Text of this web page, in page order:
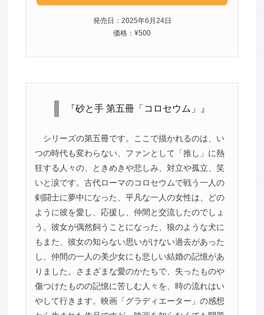
発売日：2025年6月24日
価格：¥500
『砂と手 第五冊「コロセウム」』
シリーズの第五冊です。ここで描かれるのは、い
つの時代も変わらない、ファンとして「推し」に熱
狂する人々の、ときめきや悲しみ、対立や孤立、笑
いと涙です。古代ローマのコロセウムで戦う一人の
剣闘士に夢中になった、平凡な一人の女性は、どの
ように彼を愛し、応援し、仲間と交流したのでしょ
う。彼女が偶然飼うことになった、狼のような犬に
もまた、彼女の知らない思いがけない過去があった
し、仲間の一人の美少女にも悲しい結婚の記憶があ
りました。さまざまな愛のかたちで、失ったものや
傷つけたものの記憶に苦しむ人々を、時の流れはい
やして行きます。映画「グラディエーター」の感想